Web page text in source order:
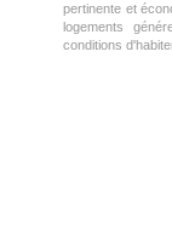
pertinente et
logements
conditions